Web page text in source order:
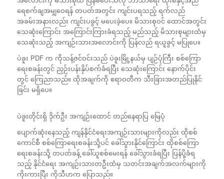
ရေစက်ချအမျှဝေရန် တပတ်အတွင်း ကျင်းပရသည့် ရက်လည်
အခမ်းအနားလည်း ကျင်းပခွင့် မပေးခဲ့ပေ။ မိသားစုဝင် ထောင်အတွင်း
သေဆုံးကြောင်း အကြောင်းကြားခံရသည့် မည်သည့် မိသားစုများထံမှ
သေဆုံးသည့် အကျဉ်းသားအလောင်းကို ပြန်လည် ရယူခွင့် မပြုပေ။
ပဲခူး PDF က ကိုသန့်ဇင်ဝင်းသည် ပဲခူးမြို့နယ်မှ ပျဉ်ပုံကြီး စစ်ကြော
ရေးစခန်းတွင် ညှဉ်းပန်းနှိပ်စက်ခံရပြီး သေဆုံးကြောင်း နောက်ပိုင်း
တွင် ကြေညာသည်။ ထိုအချက်ကို ဧရာဝတီက သီးခြားအတည်ပြုနိုင်
ခြင်း မရှိပေ။
ပဲခူးတိုင်းရှိ ဒိုက်ဦး အကျဉ်းထောင် တည်နေရာပြ မြေပုံ
ပျောက်ဆုံးနေသည့် ကျန်နိုင်ငံရေးအကျဉ်းသားများကိုလည်း ထိုစစ်
ကောင်စီ စစ်ကြောရေးစခန်းသို့ပင် ခေါ်သွားနိုင်ကြောင်း ထိုစစ်ကြော
ရေးစခန်းသို့ တပတ်ခန့် ခေါ်ယူစစ်မေးရန် ခေါ်သွားခံရပြီး ပြန်ပို့ခံရ
သည့် နိုင်ငံရေး အကျဉ်းသားတဦးထံမှ သတင်းအချက်အလက်များကို
ကိုးကားပြီး ကိုသီဟက ပြောသည်။